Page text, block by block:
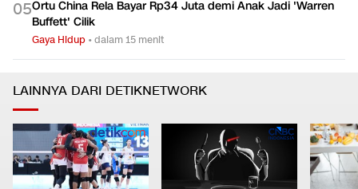
05Ortu China Rela Bayar Rp34 Juta demi Anak Jadi 'Warren
Buffett' Cilik
Gaya Hidup •dalam 15 menit
LAINNYA DARI DETIKNETWORK